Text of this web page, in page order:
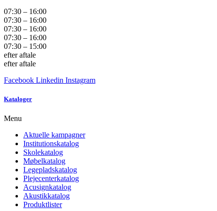
07:30 – 16:00
07:30 – 16:00
07:30 – 16:00
07:30 – 16:00
07:30 – 15:00
efter aftale
efter aftale
Facebook Linkedin Instagram
Kataloger
Menu
Aktuelle kampagner
Institutionskatalog
Skolekatalog
Møbelkatalog
Legepladskatalog
Plejecenterkatalog
Acusignkatalog
Akustikkatalog
Produktlister